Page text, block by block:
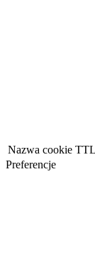
Nazwa cookie TTL
Preferencje